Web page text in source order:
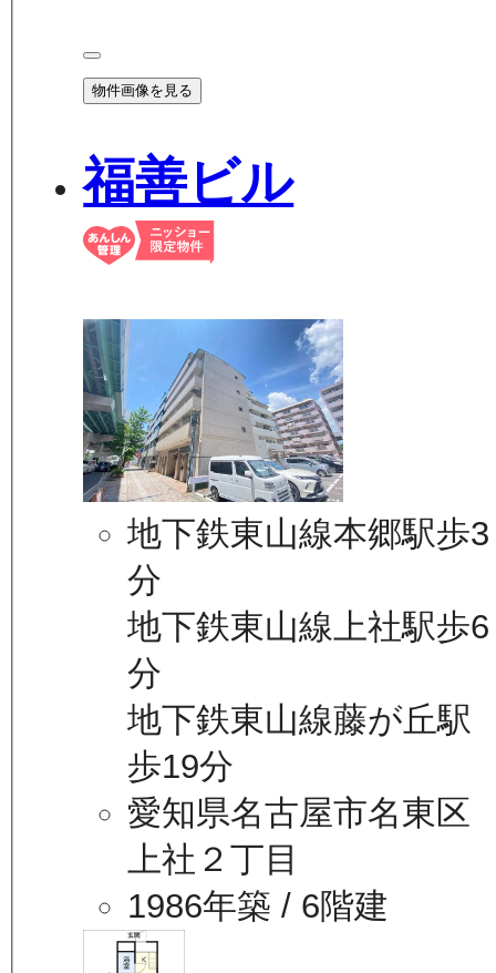
物件画像を見る
福善ビル
地下鉄東山線本郷駅歩3
分
地下鉄東山線上社駅歩6
分
地下鉄東山線藤が丘駅
歩19分
愛知県名古屋市名東区
上社２丁目
1986年築 / 6階建